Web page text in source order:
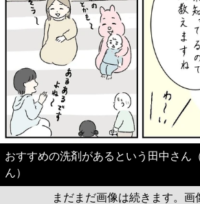
おすすめの洗剤があるという田中さん
ん）
まだまだ画像は続きます。画